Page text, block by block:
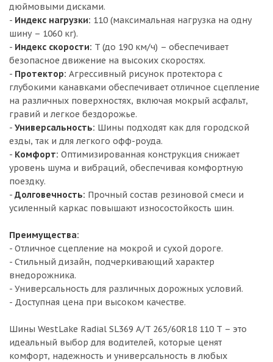
дюймовыми дисками.
- Индекс нагрузки: 110 (максимальная нагрузка на одну
шину – 1060 кг).
- Индекс скорости: T (до 190 км/ч) – обеспечивает
безопасное движение на высоких скоростях.
- Протектор: Агрессивный рисунок протектора с
глубокими канавками обеспечивает отличное сцепление
на различных поверхностях, включая мокрый асфальт,
гравий и легкое бездорожье.
- Универсальность: Шины подходят как для городской
езды, так и для легкого офф-роуда.
- Комфорт: Оптимизированная конструкция снижает
уровень шума и вибраций, обеспечивая комфортную
поездку.
- Долговечность: Прочный состав резиновой смеси и
усиленный каркас повышают износостойкость шин.
Преимущества:
- Отличное сцепление на мокрой и сухой дороге.
- Стильный дизайн, подчеркивающий характер
внедорожника.
- Универсальность для различных дорожных условий.
- Доступная цена при высоком качестве.
Шины WestLake Radial SL369 A/T 265/60R18 110 T – это
идеальный выбор для водителей, которые ценят
комфорт, надежность и универсальность в любых